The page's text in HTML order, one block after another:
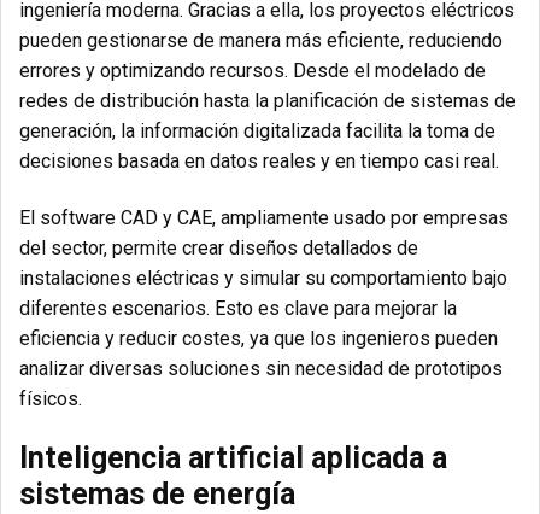
ingeniería moderna. Gracias a ella, los proyectos eléctricos
pueden gestionarse de manera más eficiente, reduciendo
errores y optimizando recursos. Desde el modelado de
redes de distribución hasta la planificación de sistemas de
generación, la información digitalizada facilita la toma de
decisiones basada en datos reales y en tiempo casi real.
El software CAD y CAE, ampliamente usado por empresas
del sector, permite crear diseños detallados de
instalaciones eléctricas y simular su comportamiento bajo
diferentes escenarios. Esto es clave para mejorar la
eficiencia y reducir costes, ya que los ingenieros pueden
analizar diversas soluciones sin necesidad de prototipos
físicos.
Inteligencia artificial aplicada a
sistemas de energía